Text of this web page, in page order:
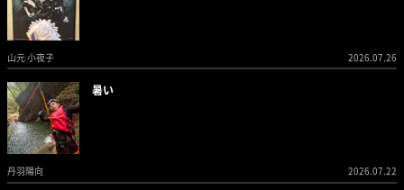
山元 小夜子 2026.07.26
暑い
丹羽陽向 2026.07.22